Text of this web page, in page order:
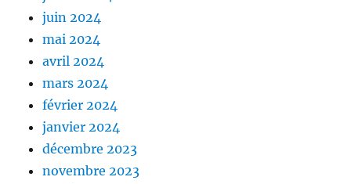
juin 2024
mai 2024
avril 2024
mars 2024
février 2024
janvier 2024
décembre 2023
novembre 2023